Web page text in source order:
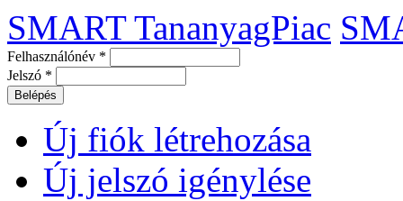
SMART TananyagPiac
Felhasználónév *
Jelszó *
Új fiók létrehozása
Új jelszó igénylése